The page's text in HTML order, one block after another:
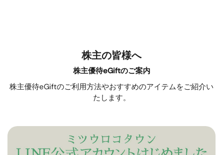
株主の皆様へ
株主優待eGiftのご案内
株主優待eGiftのご利用方法やおすすめのアイテムをご紹介い
たします。